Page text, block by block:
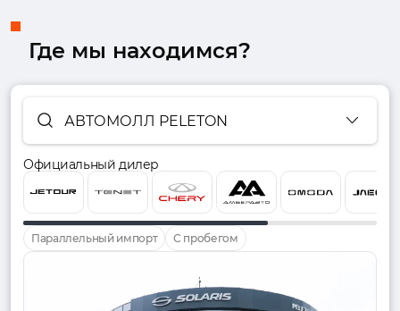
Где мы находимся?
АВТОМОЛЛ PELETON
Официальный дилер
Параллельный импорт С пробегом